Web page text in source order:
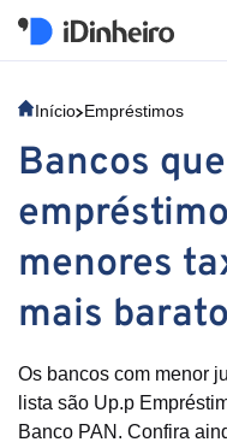
Início Empréstimos
Bancos
menores
mais
Os bancos com menor
lista são Up.p
Banco PAN. Confira